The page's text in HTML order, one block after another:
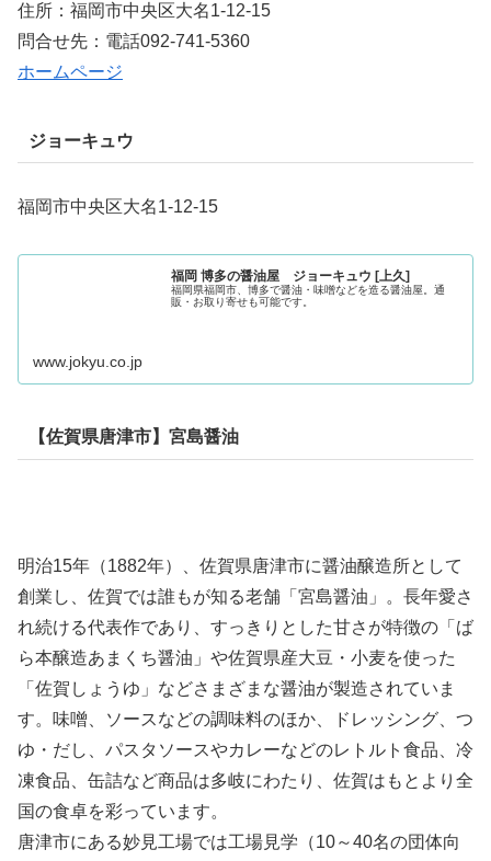
住所：福岡市中央区大名1-12-15
問合せ先：電話092-741-5360
ホームページ
ジョーキュウ
福岡市中央区大名1-12-15
福岡 博多の醤油屋 ジョーキュウ [上久]
福岡県福岡市、博多で醤油・味噌などを造る醤油屋。通
販・お取り寄せも可能です。
www.jokyu.co.jp
【佐賀県唐津市】宮島醤油
明治15年（1882年）、佐賀県唐津市に醤油醸造所として
創業し、佐賀では誰もが知る老舗「宮島醤油」。長年愛さ
れ続ける代表作であり、すっきりとした甘さが特徴の「ば
ら本醸造あまくち醤油」や佐賀県産大豆・小麦を使った
「佐賀しょうゆ」などさまざまな醤油が製造されていま
す。味噌、ソースなどの調味料のほか、ドレッシング、つ
ゆ・だし、パスタソースやカレーなどのレトルト食品、冷
凍食品、缶詰など商品は多岐にわたり、佐賀はもとより全
国の食卓を彩っています。
唐津市にある妙見工場では工場見学（10～40名の団体向